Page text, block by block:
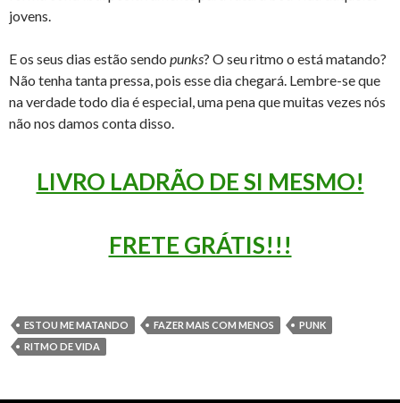
jovens.
E os seus dias estão sendo punks? O seu ritmo o está matando?
Não tenha tanta pressa, pois esse dia chegará. Lembre-se que
na verdade todo dia é especial, uma pena que muitas vezes nós
não nos damos conta disso.
LIVRO LADRÃO DE SI MESMO!
FRETE GRÁTIS!!!
ESTOU ME MATANDO FAZER MAIS COM MENOS
PUNK
RITMO DE VIDA